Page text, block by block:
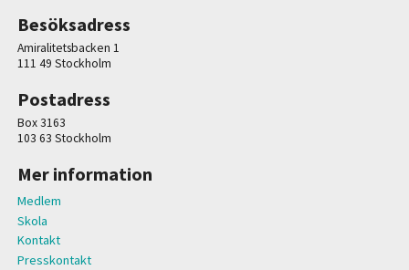
Besöksadress
Amiralitetsbacken 1
111 49 Stockholm
Postadress
Box 3163
103 63 Stockholm
Mer information
Medlem
Skola
Kontakt
Presskontakt